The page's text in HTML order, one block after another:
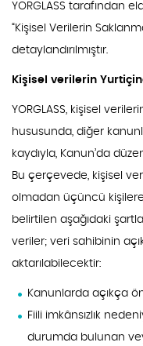
YORGLASS tarafından
“Kişisel Verilerin
detaylandırılmıştır.
Kişisel verilerin
YORGLASS, kişisel
hususunda, diğer
kaydıyla, Kanun’da
Bu çerçevede, kişisel
olmadan üçüncü kişilere
belirtilen aşağıdaki
veriler; veri sahibinin
aktarılabilecektir:
Kanunlarda açıkça
Fiili imkânsızlık
durumda bulunan